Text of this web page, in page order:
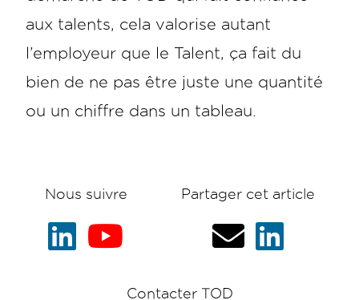
aux talents, cela valorise autant
l’employeur que le Talent, ça fait du
bien de ne pas être juste une quantité
ou un chiffre dans un tableau.
Nous suivre Partager cet article
Contacter TOD